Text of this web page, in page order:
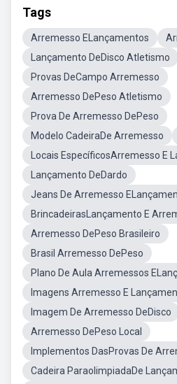
Tags
Arremesso ELançamentos
Lançamento DeDisco Atletismo
Provas DeCampo Arremesso
Arremesso DePeso Atletismo
Prova De Arremesso DePeso
Modelo CadeiraDe Arremesso
Locais EspecíficosArremesso E
Lançamento DeDardo
Jeans De Arremesso
BrincadeirasLançamento E
Arremesso DePeso Brasileiro
Brasil Arremesso DePeso
Plano De Aula Arremessos
Imagens Arremesso E
Imagem De Arremesso DeDisco
Arremesso DePeso Local
Implementos DasProvas De
Cadeira ParaolimpiadaDe